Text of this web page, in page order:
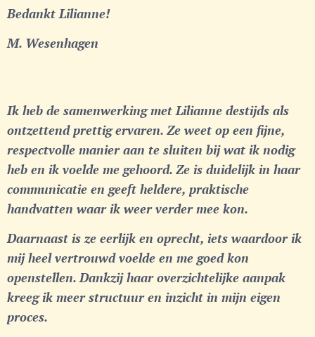
Bedankt Lilianne!
M. Wesenhagen
Ik heb de samenwerking met Lilianne destijds als
ontzettend prettig ervaren. Ze weet op een fijne,
respectvolle manier aan te sluiten bij wat ik nodig
heb en ik voelde me gehoord. Ze is duidelijk in haar
communicatie en geeft heldere, praktische
handvatten waar ik weer verder mee kon.
Daarnaast is ze eerlijk en oprecht, iets waardoor ik
mij heel vertrouwd voelde en me goed kon
openstellen. Dankzij haar overzichtelijke aanpak
kreeg ik meer structuur en inzicht in mijn eigen
proces.